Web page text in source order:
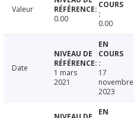
Valeur
0.00
0.00
Date
1 mars
2021
17
novembre
2023